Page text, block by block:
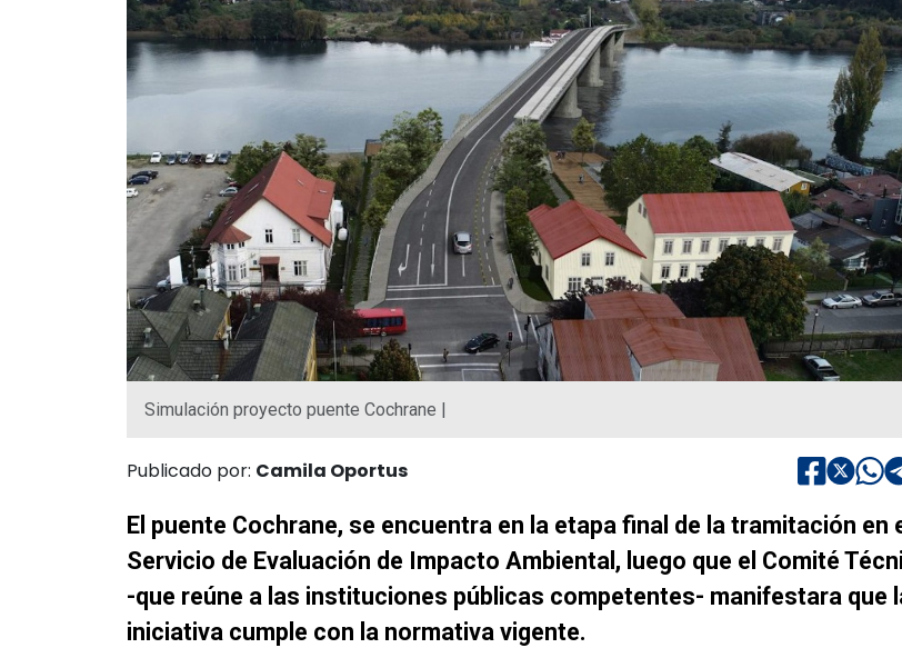
Simulación proyecto puente Cochrane |
Publicado por: Camila Oportus
El puente Cochrane, se encuentra en la etapa final de la tramitación en
Servicio de Evaluación de Impacto Ambiental, luego que el Comité
-que reúne a las instituciones públicas competentes- manifestara que
iniciativa cumple con la normativa vigente.